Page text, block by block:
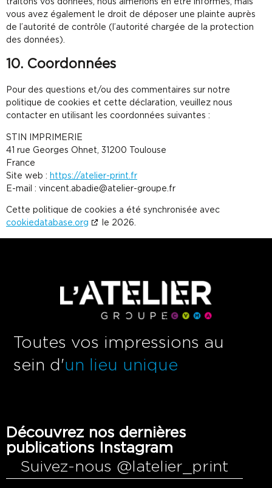
traitons vos données, nous aimerions en être informés, mais
vous avez également le droit de déposer une plainte auprès
de l’autorité de contrôle (l’autorité chargée de la protection
des données).
10. Coordonnées
Pour des questions et/ou des commentaires sur notre
politique de cookies et cette déclaration, veuillez nous
contacter en utilisant les coordonnées suivantes :
STIN IMPRIMERIE
41 rue Georges Ohnet, 31200 Toulouse
France
Site web : https://atelier-print.fr
E-mail : vincent.abadie@atelier-groupe.fr
Cette politique de cookies a été synchronisée avec
cookiedatabase.org
le 2026.
Toutes vos impressions au
sein d'un lieu unique
Découvrez nos dernières
publications Instagram
Suivez-nous @latelier_print